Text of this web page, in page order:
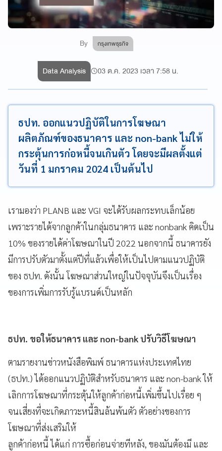
By กรุงเทพธุรกิจ
Data Analysis 03 ต.ค. 2023 เวลา 7:58 น.
ธปท. ออกแนวปฏิบัติในการโฆษณา
ผลิตภัณฑ์ของธนาคาร และ non-bank ไม่ให้
กระตุ้นการก่อหนี้จนเกินตัว โดยจะมีผลตั้งแต่
วันที่ 1 มกราคม 2024 เป็นต้นไป
เรามองว่า PLANB และ VGI จะได้รับผลกระทบเล็กน้อย
เพราะรายได้จากลูกค้าในกลุ่มธนาคาร และ nonbank คิดเป็น
10% ของรายได้ค่าโฆษณาในปี 2022 นอกจากนี้ ธนาคารยัง
มีการปรับตัวมาตั้งแต่ปีที่แล้วเพื่อให้เป็นไปตามแนวปฏิบัติ
ของ ธปท. ดังนั้น โฆษณาส่วนใหญ่ในปัจจุบันจึงเป็นเรื่อง
ของการเพิ่มการรับรู้แบรนด์เป็นหลัก
ธปท. ขอให้ธนาคาร และ non-bank ปรับวิธีโฆษณา
ตามรายงานข่าวหนังสือพิมพ์ ธนาคารแห่งประเทศไทย
(ธปท.) ได้ออกแนวปฏิบัติสำหรับธนาคาร และ non-bank ให้
เลิกการโฆษณาที่กระตุ้นให้ลูกค้าก่อหนี้เพิ่มขึ้นไปเรื่อย ๆ
จนเสี่ยงที่จะเกิดภาวะหนี้สินล้นพ้นตัว ตัวอย่างของการ
โฆษณาที่ส่งเสริมให้
ลูกค้าก่อหนี้ ได้แก่ การซื้อก่อนจ่ายทีหลัง, ของมันต้องมี และ